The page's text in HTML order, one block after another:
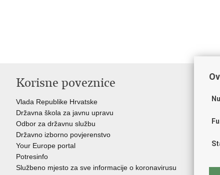
Korisne poveznice
Vlada Republike Hrvatske
Državna škola za javnu upravu
Odbor za državnu službu
Državno izborno povjerenstvo
Your Europe portal
Potresinfo
Službeno mjesto za sve informacije o koronavirusu